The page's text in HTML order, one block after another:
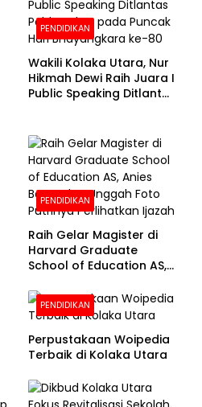
PENDIDIKAN
Wakili Kolaka Utara, Nur
Hikmah Dewi Raih Juara I
Public Speaking Ditlantas
Bhayangkara ke-80
PENDIDIKAN
Raih Gelar Magister di
Harvard Graduate
School of Education AS,
Foto Putrinya Perlihatkan
Ijazah
PENDIDIKAN
Perpustakaan Woipedia
Terbaik di Kolaka Utara